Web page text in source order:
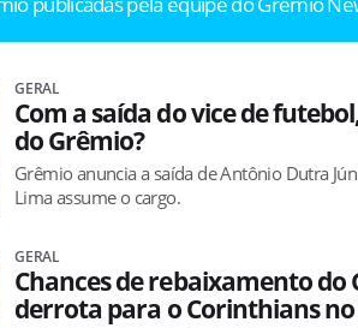
GERAL
Com a saída do vice de
do Grêmio?
Grêmio anuncia a saída de Antônio Dutra
Lima assume o cargo.
GERAL
Chances de rebaixamento
derrota para o Corinthians